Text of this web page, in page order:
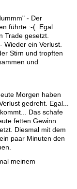
- Der
führte :-(. Egal....
Trade gesetzt.
Wieder ein Verlust.
Stirn und tropften
und
Morgen haben
gedreht. Egal...
Das schafe
fetten Gewinn
Diesmal mit dem
paar Minuten den
meinem